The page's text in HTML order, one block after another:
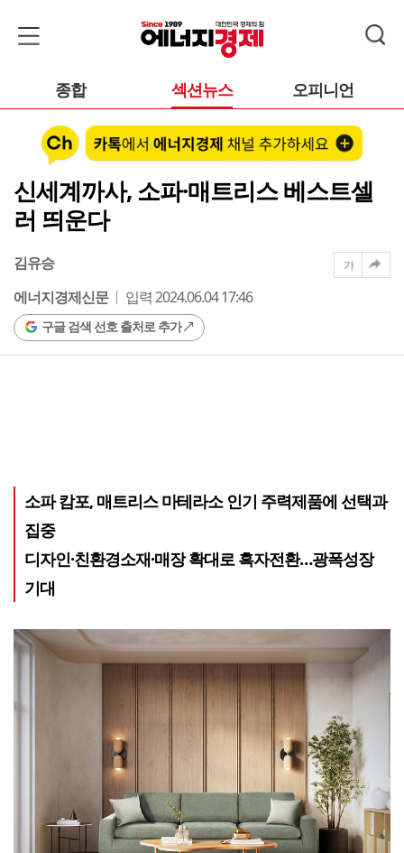
종합 섹션뉴스 오피니언
신세계까사, 소파·매트리스 베스트셀
러 띄운다
김유승
에너지경제신문
입력 2024.06.04 17:46
구글 검색 선호 출처로 추가
가
소파 캄포, 매트리스 마테라소 인기 주력제품에 선택과
집중
디자인·친환경소재·매장 확대로 흑자전환…광폭성장
기대